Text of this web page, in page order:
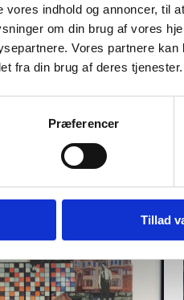
indhold og annoncer, til
om din brug af vores
Vores partnere
fra din brug af deres tjenester.
Præferencer
Tillad